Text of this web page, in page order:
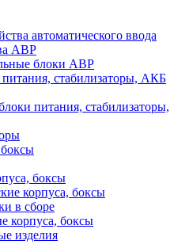
автоматического ввода
АВР
блоки АВР
стабилизаторы, АКБ
питания, стабилизаторы,
боксы
корпуса, боксы
в сборе
корпуса, боксы
изделия